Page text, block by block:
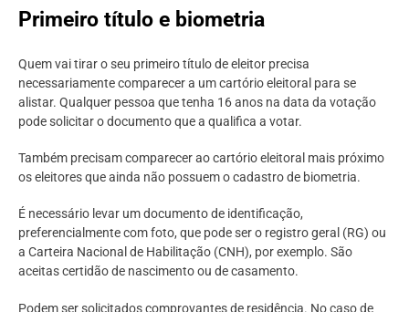
Primeiro título e biometria
Quem vai tirar o seu primeiro título de eleitor precisa
necessariamente comparecer a um cartório eleitoral para se
alistar. Qualquer pessoa que tenha 16 anos na data da votação
pode solicitar o documento que a qualifica a votar.
Também precisam comparecer ao cartório eleitoral mais próximo
os eleitores que ainda não possuem o cadastro de biometria.
É necessário levar um documento de identificação,
preferencialmente com foto, que pode ser o registro geral (RG) ou
a Carteira Nacional de Habilitação (CNH), por exemplo. São
aceitas certidão de nascimento ou de casamento.
Podem ser solicitados comprovantes de residência. No caso de